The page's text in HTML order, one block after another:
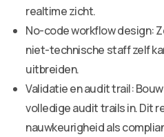
realtime zicht.
No-code workflow design:
niet-technische staff zelf
uitbreiden.
Validatie en audit trail:
volledige audit trails in. Dit
nauwkeurigheid als